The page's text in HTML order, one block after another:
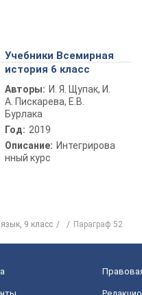
Учебники Всемирная
история 6 класс
Авторы: И. Я. Щупак, И.
А. Пискарева, Е.В.
Бурлака
Год: 2019
Описание: Интегрирова
нный курс
язык, 9 класс Параграф 52